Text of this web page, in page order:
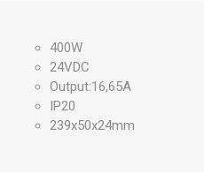
400W
24VDC
Output:16,65A
IP20
239x50x24mm